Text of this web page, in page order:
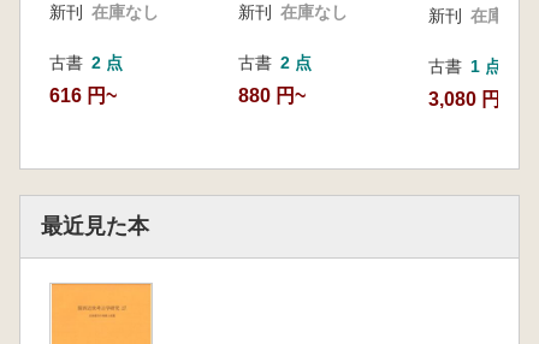
新刊 在庫なし
古書 2 点
616 円~
新刊 在庫なし
古書 2 点
880 円~
新刊 在庫なし
古書 1 点
3,080 円
最近見た本